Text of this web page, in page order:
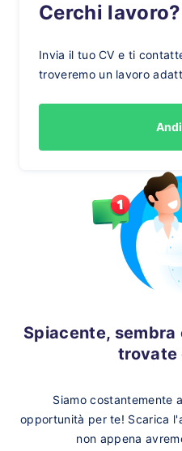
Cerchi lavoro?
Invia il tuo CV e ti
troveremo un lavoro
Spiacente,
Siamo costantemente
opportunità per te! Scarica
non appena